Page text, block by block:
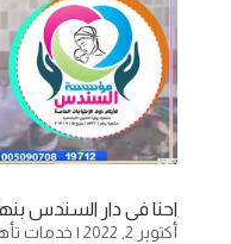
احنا فى دار السندس
أكتوبر 2, 2022 | خدمات